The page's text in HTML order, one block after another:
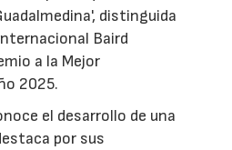
distinguida
Baird
a la Mejor
2025.
el desarrollo de una
por sus